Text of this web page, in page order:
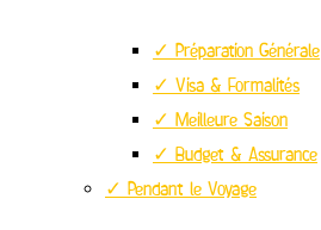
✓ Préparation Générale
✓ Visa & Formalités
✓ Meilleure Saison
✓ Budget & Assurance
✓ Pendant le Voyage